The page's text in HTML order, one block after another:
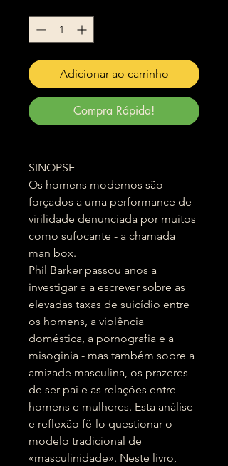
Adicionar ao carrinho
Compra Rápida!
SINOPSE
Os homens modernos são
forçados a uma performance de
virilidade denunciada por muitos
como sufocante - a chamada
man box.
Phil Barker passou anos a
investigar e a escrever sobre as
elevadas taxas de suicídio entre
os homens, a violência
doméstica, a pornografia e a
misoginia - mas também sobre a
amizade masculina, os prazeres
de ser pai e as relações entre
homens e mulheres. Esta análise
e reflexão fê-lo questionar o
modelo tradicional de
«masculinidade». Neste livro,